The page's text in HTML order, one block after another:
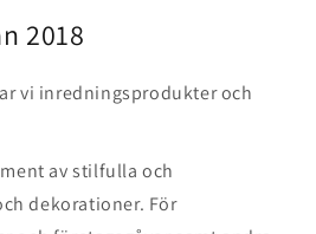
2018
vi inredningsprodukter och
av stilfulla och
dekorationer. För